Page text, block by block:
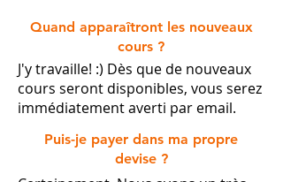
Quand apparaîtront les nouveaux
cours ?
J'y travaille! :) Dès que de nouveaux
cours seront disponibles, vous serez
immédiatement averti par email.​
Puis-je payer dans ma propre
devise ?